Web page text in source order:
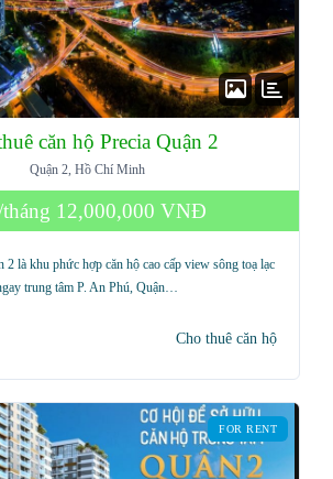
căn hộ Precia Quận 2
Quận 2, Hồ Chí Minh
12,000,000 VNĐ
2 là khu phức hợp căn hộ cao cấp view sông toạ lạc
trung tâm P. An Phú, Quận…
Cho thuê căn hộ
FOR RENT